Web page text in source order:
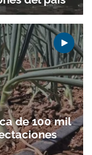
de 100 mil